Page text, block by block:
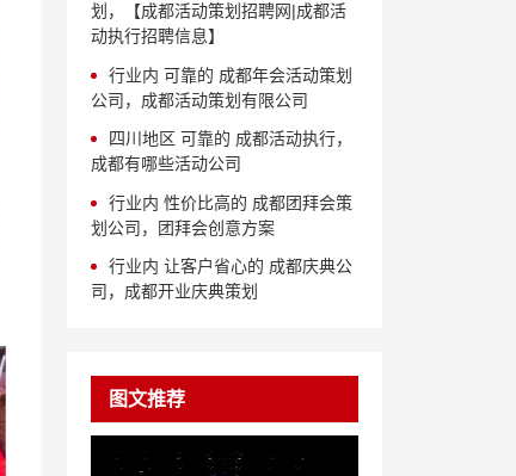
划，【成都活动策划招聘网|成都活
动执行招聘信息】
行业内 可靠的 成都年会活动策划
公司，成都活动策划有限公司
四川地区 可靠的 成都活动执行，
成都有哪些活动公司
行业内 性价比高的 成都团拜会策
划公司，团拜会创意方案
行业内 让客户省心的 成都庆典公
司，成都开业庆典策划
图文推荐